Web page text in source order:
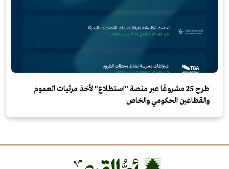
طرح 25 مشروعًا عبر منصة "استطلاع" لأخذ مرئيات العموم
والقطاعين الحكومي والخاص